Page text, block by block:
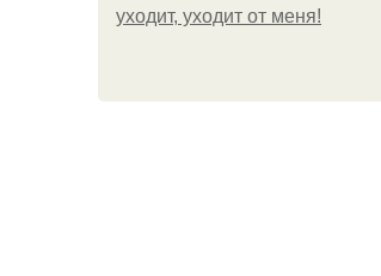
уходит, уходит от меня!